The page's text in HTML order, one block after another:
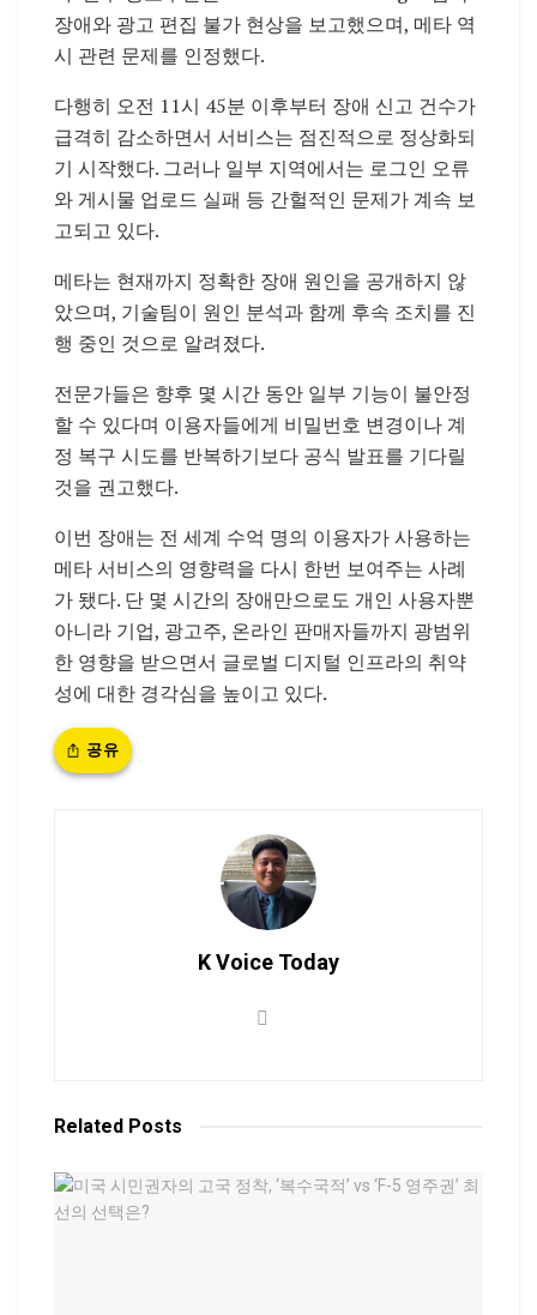
장애와 광고 편집 불가 현상을 보고했으며, 메타 역
시 관련 문제를 인정했다.
다행히 오전 11시 45분 이후부터 장애 신고 건수가
급격히 감소하면서 서비스는 점진적으로 정상화되
기 시작했다. 그러나 일부 지역에서는 로그인 오류
와 게시물 업로드 실패 등 간헐적인 문제가 계속 보
고되고 있다.
메타는 현재까지 정확한 장애 원인을 공개하지 않
았으며, 기술팀이 원인 분석과 함께 후속 조치를 진
행 중인 것으로 알려졌다.
전문가들은 향후 몇 시간 동안 일부 기능이 불안정
할 수 있다며 이용자들에게 비밀번호 변경이나 계
정 복구 시도를 반복하기보다 공식 발표를 기다릴
것을 권고했다.
이번 장애는 전 세계 수억 명의 이용자가 사용하는
메타 서비스의 영향력을 다시 한번 보여주는 사례
가 됐다. 단 몇 시간의 장애만으로도 개인 사용자뿐
아니라 기업, 광고주, 온라인 판매자들까지 광범위
한 영향을 받으면서 글로벌 디지털 인프라의 취약
성에 대한 경각심을 높이고 있다.
공유
K Voice Today
Related Posts